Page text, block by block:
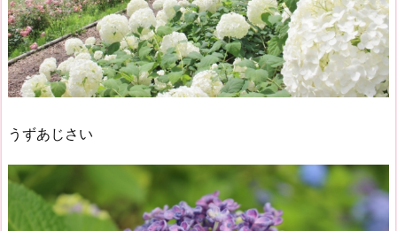
うずあじさい